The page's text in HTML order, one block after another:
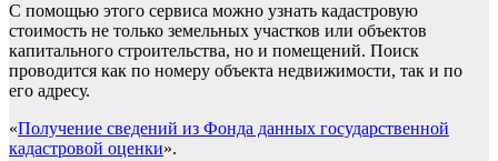
С помощью этого сервиса можно узнать кадастровую
стоимость не только земельных участков или объектов
капитального строительства, но и помещений. Поиск
проводится как по номеру объекта недвижимости, так и по
его адресу.
«Получение сведений из Фонда данных государственной
кадастровой оценки».